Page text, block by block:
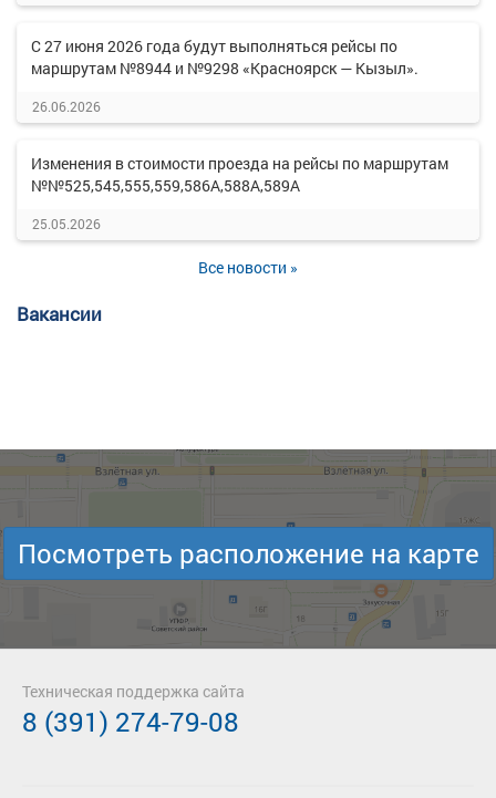
С 27 июня 2026 года будут выполняться рейсы по
маршрутам №8944 и №9298 «Красноярск — Кызыл».
26.06.2026
Изменения в стоимости проезда на рейсы по маршрутам
№№525,545,555,559,586А,588А,589А
25.05.2026
Все новости »
Вакансии
Посмотреть расположение на карте
Техническая поддержка сайта
8 (391) 274-79-08